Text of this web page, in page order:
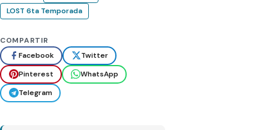
LOST 6ta Temporada
COMPARTIR
Facebook
Twitter
Pinterest
WhatsApp
Telegram